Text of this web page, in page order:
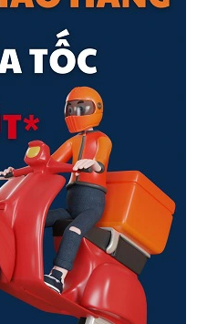
2
50 W
3
1x Cổng Ethernet 10/100
48x Cổng Ethernet
10/100/1000
4x Cổng SFP+
2x Cổng 40G QSFP+